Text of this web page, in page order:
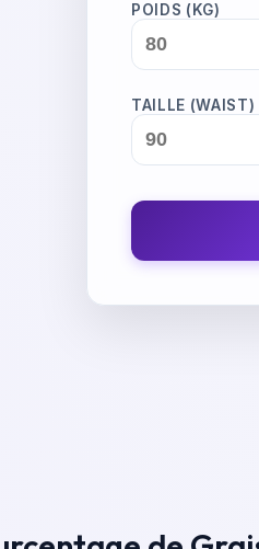
POIDS (KG)
TAILLE (WAIST)